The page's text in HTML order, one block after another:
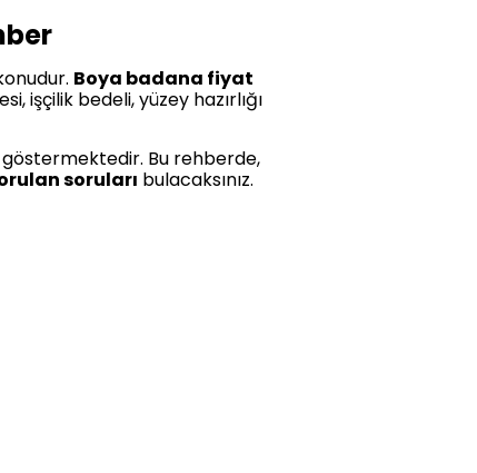
Boya badana fiyat
işçilik bedeli, yüzey hazırlığı
göstermektedir. Bu rehberde,
soruları bulacaksınız.